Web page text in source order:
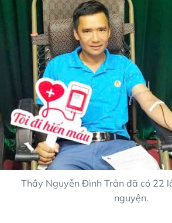
Thầy Nguyễn Đình Trân đã có 22
nguyện.